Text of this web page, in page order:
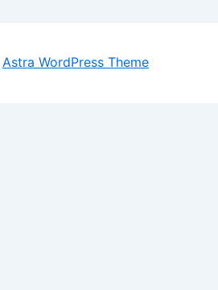
Astra WordPress Theme